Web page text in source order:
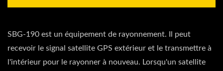
SBG-190 est un équipement de rayonnement. Il peut
recevoir le signal satellite GPS extérieur et le transmettre à
l'intérieur pour le rayonner à nouveau. Lorsqu'un satellite